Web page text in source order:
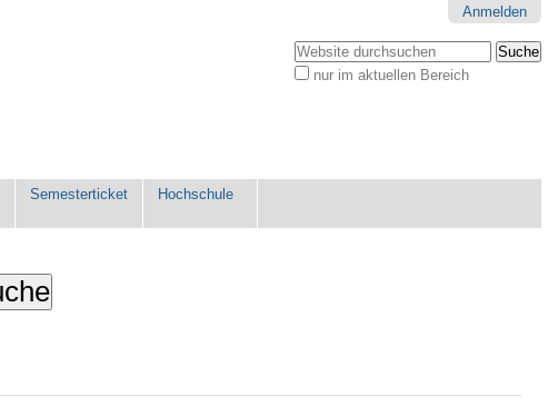
Anmelden
Website durchsuchen
nur im aktuellen Bereich
Semesterticket Hochschule